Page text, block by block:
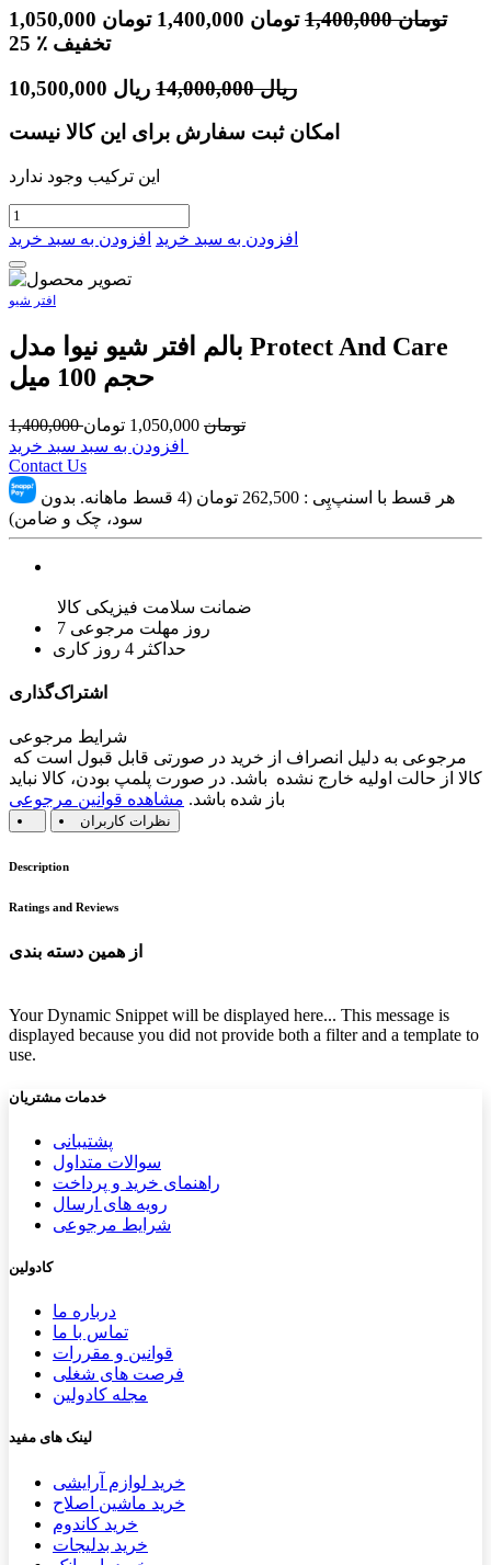
1,050,000 تومان 1,400,000 تومان 1,400,000 تومان
25
٪ تخفیف
10,500,000 ریال 14,000,000 ریال
امکان ثبت سفارش برای این کالا نیست
این ترکیب وجود ندارد
افزودن به سبد خرید افزودن به سبد خرید
افتر شیو
بالم افتر شیو نیوا مدل Protect And Care
حجم 100 میل
1,400,000 تومان 1,050,000 تومان
Contact Us
هر قسط با اسنپ‌پِی : 262,500
تومان (4 قسط ماهانه. بدون
سود، چک و ضامن)
ضمانت سلامت فیزیکی کالا
7 روز مهلت مرجوعی
حداکثر 4 روز کاری
اشتراک‌گذاری
شرایط مرجوعی
کالا از حالت اولیه خارج نشده باشد. در صورت پلمپ بودن، کالا نباید
باز شده باشد. مشاهده قوانین مرجوعی
نظرات کاربران
Description
Ratings and Reviews
از همین دسته بندی
Your Dynamic Snippet will be displayed here... This message is
displayed because you did not provide both a filter and a template to
use.
خدمات مشتریان
پشتیب​​انی
سوالات متداول
راهنمای خرید و پرداخت
رویه های ارسال
شرایط مرجوعی
کادولین
درباره ما
تماس با ما
قوانین و مقررات
فرصت های شغلی
مجله کادولین
لینک های مفید
خرید لوازم آرایشی
خرید ماشین اصلاح
خرید کاندوم
خرید بدلیجات